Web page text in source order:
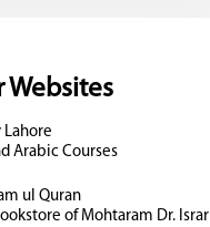
Websites
Lahore
Arabic Courses
ul Quran
of Mohtaram Dr. Israr